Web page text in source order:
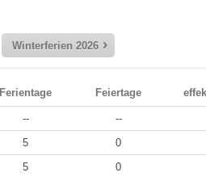
Winterferien 2026
Ferientage Feiertage
-- --
5 0
5 0